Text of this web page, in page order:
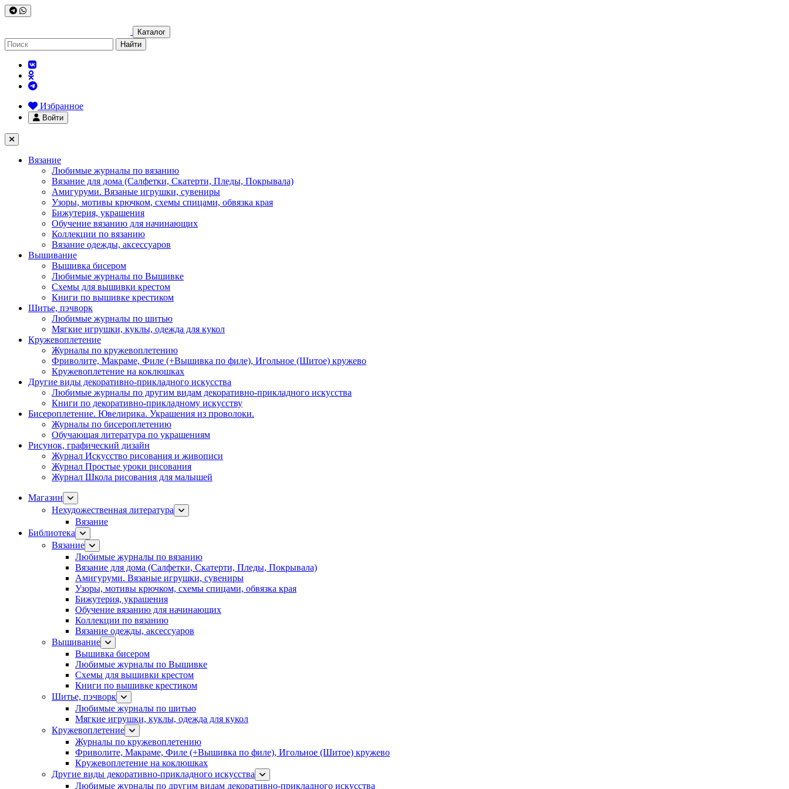
Каталог
Найти
Избранное
Войти
Вязание
Любимые журналы по вязанию
Вязание для дома (Салфетки, Скатерти, Пледы, Покрывала)
Амигуруми. Вязаные игрушки, сувениры
Узоры, мотивы крючком, схемы спицами, обвязка края
Бижутерия, украшения
Обучение вязанию для начинающих
Коллекции по вязанию
Вязание одежды, аксессуаров
Вышивание
Вышивка бисером
Любимые журналы по Вышивке
Схемы для вышивки крестом
Книги по вышивке крестиком
Шитье, пэчворк
Любимые журналы по шитью
Мягкие игрушки, куклы, одежда для кукол
Кружевоплетение
Журналы по кружевоплетению
Фриволите, Макраме, Филе (+Вышивка по филе), Игольное (Шитое) кружево
Кружевоплетение на коклюшках
Другие виды декоративно-прикладного искусства
Любимые журналы по другим видам декоративно-прикладного искусства
Книги по декоративно-прикладному искусству
Бисероплетение. Ювелирика. Украшения из проволоки.
Журналы по бисероплетению
Обучающая литература по украшениям
Рисунок, графический дизайн
Журнал Искусство рисования и живописи
Журнал Простые уроки рисования
Журнал Школа рисования для малышей
Магазин
Нехудожественная литература
Вязание
Библиотека
Вязание
Любимые журналы по вязанию
Вязание для дома (Салфетки, Скатерти, Пледы, Покрывала)
Амигуруми. Вязаные игрушки, сувениры
Узоры, мотивы крючком, схемы спицами, обвязка края
Бижутерия, украшения
Обучение вязанию для начинающих
Коллекции по вязанию
Вязание одежды, аксессуаров
Вышивание
Вышивка бисером
Любимые журналы по Вышивке
Схемы для вышивки крестом
Книги по вышивке крестиком
Шитье, пэчворк
Любимые журналы по шитью
Мягкие игрушки, куклы, одежда для кукол
Кружевоплетение
Журналы по кружевоплетению
Фриволите, Макраме, Филе (+Вышивка по филе), Игольное (Шитое) кружево
Кружевоплетение на коклюшках
Другие виды декоративно-прикладного искусства
Любимые журналы по другим видам декоративно-прикладного искусства